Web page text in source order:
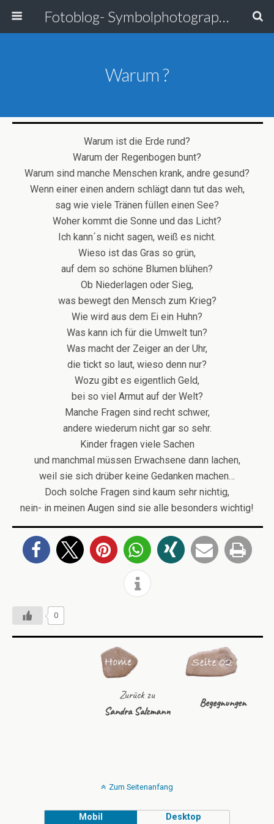
Fotoblog- Symbolphotographie
Warum ?
Warum ist die Erde rund?
Warum der Regenbogen bunt?
Warum sind manche Menschen krank, andre gesund?
Wenn einer einen andern schlägt dann tut das weh,
sag wie viele Tränen füllen einen See?
Woher kommt die Sonne und das Licht?
Ich kann´s nicht sagen, weiß es nicht.
Wieso ist das Gras so grün,
auf dem so schöne Blumen blühen?
Ob Niederlagen oder Sieg,
was bewegt den Mensch zum Krieg?
Wie wird aus dem Ei ein Huhn?
Was kann ich für die Umwelt tun?
Was macht der Zeiger an der Uhr,
die tickt so laut, wieso denn nur?
Wozu gibt es eigentlich Geld,
bei so viel Armut auf der Welt?
Manche Fragen sind recht schwer,
andere wiederum nicht gar so sehr.
Kinder fragen viele Sachen
und manchmal müssen Erwachsene dann lachen,
weil sie sich drüber keine Gedanken machen…
Doch solche Fragen sind kaum sehr nichtig,
nein- in meinen Augen sind sie alle besonders wichtig!
0
Zurück zu
Sandra Salzmann
Begegnungen
Zum Seitenanfang
Mobil Desktop